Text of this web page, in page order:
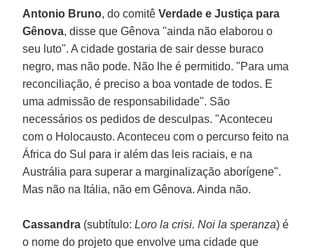
Antonio Bruno, do comitêVerdade e Justiça para
Gênova, disse que Gênova "ainda não elaborou o
seu luto". A cidade gostaria de sair desse buraco
negro, mas não pode. Não lhe é permitido. "Para uma
reconciliação, é preciso a boa vontade de todos. E
uma admissão de responsabilidade". São
necessários os pedidos de desculpas. "Aconteceu
com o Holocausto. Aconteceu com o percurso feito na
África do Sul para ir além das leis raciais, e na
Austrália para superar a marginalização aborígene".
Mas não na Itália, não em Gênova. Ainda não.
Cassandra (subtítulo:Loro la crisi. Noi la speranza) é
o nome do projeto que envolve uma cidade que